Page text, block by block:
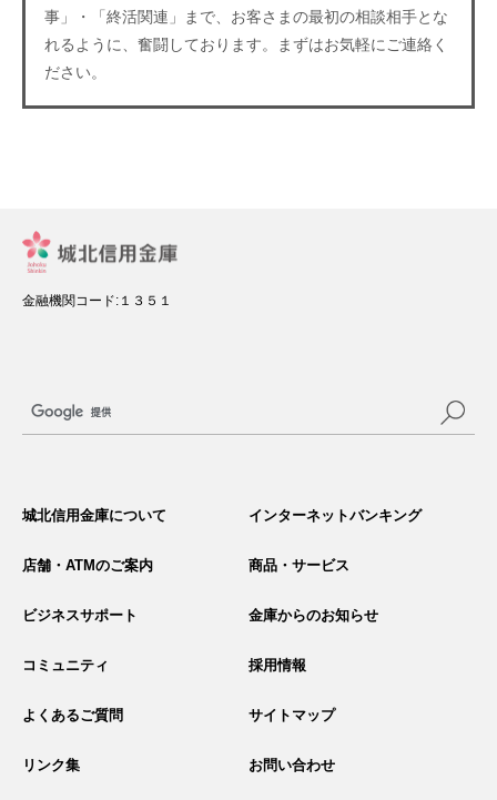
事」・「終活関連」まで、お客さまの最初の相談相手とな
れるように、奮闘しております。まずはお気軽にご連絡く
ださい。
金融機関コード:１３５１
城北信用金庫について インターネットバンキング
店舗・ATMのご案内 商品・サービス
ビジネスサポート 金庫からのお知らせ
コミュニティ 採用情報
よくあるご質問 サイトマップ
リンク集 お問い合わせ